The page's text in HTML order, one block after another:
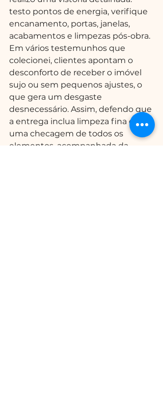
testo pontos de energia, verifique
encanamento, portas, janelas,
acabamentos e limpezas pós-obra.
Em vários testemunhos que
colecionei, clientes apontam o
desconforto de receber o imóvel
sujo ou sem pequenos ajustes, o
que gera um desgaste
desnecessário. Assim, defendo que
a entrega inclua limpeza fina e
uma checagem de todos os
elementos, acompanhada da